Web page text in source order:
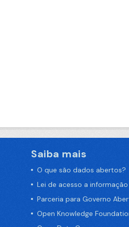
Saiba mais
O que são dados abertos?
Lei de acesso a informação
Parceria para Governo
Open Knowledge